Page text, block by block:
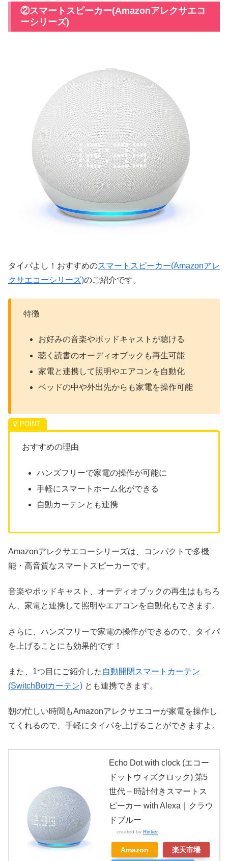
②スマートスピーカー(Amazonアレクサエコ
ーシリーズ)
タイパよし！おすすめのスマートスピーカー(Amazonアレ
クサエコーシリーズ)のご紹介です。
特徴
お好みの音楽やポッドキャストが聴ける
聴く読書のオーディオブックも再生可能
家電と連携して照明やエアコンを自動化
ベッドの中や外出先からも家電を操作可能
おすすめの理由
ハンズフリーで家電の操作が可能に
手軽にスマートホーム化ができる
自動カーテンとも連携
Amazonアレクサエコーシリーズは、コンパクトで多機
能・高音質なスマートスピーカーです。
音楽やポッドキャスト、オーディオブックの再生はもちろ
ん、 家電と連携して照明やエアコンを自動化もできます。
さらに、ハンズフリーで家電の操作ができるので、タイパ
を上げることにも効果的です！
また、1つ目にご紹介した 自動開閉スマートカーテン
(SwitchBotカーテン) とも連携できます。
朝の忙しい時間もAmazonアレクサエコーが家電を操作し
てくれるので、手軽にタイパを上げることができますよ。
Echo Dot with clock (エコー
ドットウィズクロック) 第5
世代 – 時計付きスマートス
ピーカー with Alexa｜クラウ
ドブルー
created by Rinker
Amazon 楽天市場